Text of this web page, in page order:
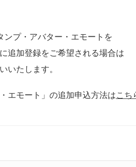
ンプ・アバター・エモートを
追加登録をご希望される場合は
いたします。
エモート」の追加申込方法はこち